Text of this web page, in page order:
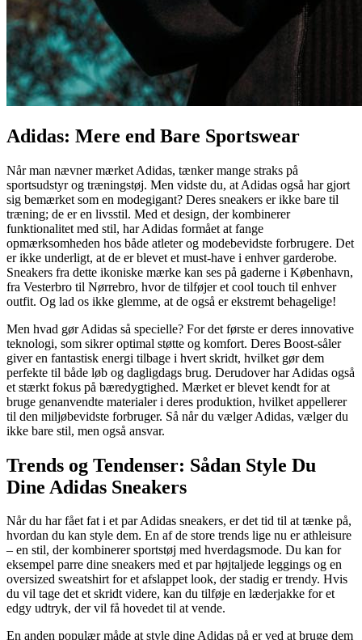
Adidas: Mere end Bare Sportswear
Når man nævner mærket Adidas, tænker mange straks på
sportsudstyr og træningstøj. Men vidste du, at Adidas også har gjort
sig bemærket som en modegigant? Deres sneakers er ikke bare til
træning; de er en livsstil. Med et design, der kombinerer
funktionalitet med stil, har Adidas formået at fange
opmærksomheden hos både atleter og modebevidste forbrugere. Det
er ikke underligt, at de er blevet et must-have i enhver garderobe.
Sneakers fra dette ikoniske mærke kan ses på gaderne i København,
fra Vesterbro til Nørrebro, hvor de tilføjer et cool touch til enhver
outfit. Og lad os ikke glemme, at de også er ekstremt behagelige!
Men hvad gør Adidas så specielle? For det første er deres innovative
teknologi, som sikrer optimal støtte og komfort. Deres Boost-såler
giver en fantastisk energi tilbage i hvert skridt, hvilket gør dem
perfekte til både løb og dagligdags brug. Derudover har Adidas også
et stærkt fokus på bæredygtighed. Mærket er blevet kendt for at
bruge genanvendte materialer i deres produktion, hvilket appellerer
til den miljøbevidste forbruger. Så når du vælger Adidas, vælger du
ikke bare stil, men også ansvar.
Trends og Tendenser: Sådan Style Du
Dine Adidas Sneakers
Når du har fået fat i et par Adidas sneakers, er det tid til at tænke på,
hvordan du kan style dem. En af de store trends lige nu er athleisure
– en stil, der kombinerer sportstøj med hverdagsmode. Du kan for
eksempel parre dine sneakers med et par højtaljede leggings og en
oversized sweatshirt for et afslappet look, der stadig er trendy. Hvis
du vil tage det et skridt videre, kan du tilføje en læderjakke for et
edgy udtryk, der vil få hovedet til at vende.
En anden populær måde at style dine Adidas på er ved at bruge dem